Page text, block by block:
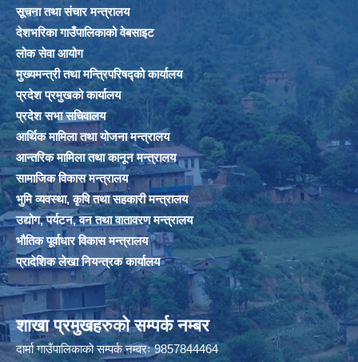
सूचना तथा संचार मन्त्रालय
देशभरिका गाउँपालिकाको वेबसाइट
लोक सेवा आयोग
मुख्यमन्त्री तथा मन्त्रिपरिषद्को कार्यालय
प्रदेश प्रमुखको कार्यालय
प्रदेश सभा सचिवालय
आर्थिक मामिला तथा योजना मन्त्रालय
आन्तरिक मामिला तथा कानून मन्त्रालय
सामाजिक विकास मन्त्रालय
भुमि व्यवस्था, कृषि तथा सहकारी मन्त्रालय
उद्योग, पर्यटन, वन तथा वातावरण मन्त्रालय
भौतिक पूर्वाधार विकास मन्त्रालय
प्रादेशिक लेखा नियन्त्रक कार्यालय
शाखा प्रमुखहरुको सम्पर्क नम्बर
दार्मा गाउँपालिकाको सम्पर्क नम्वरः 9857844464